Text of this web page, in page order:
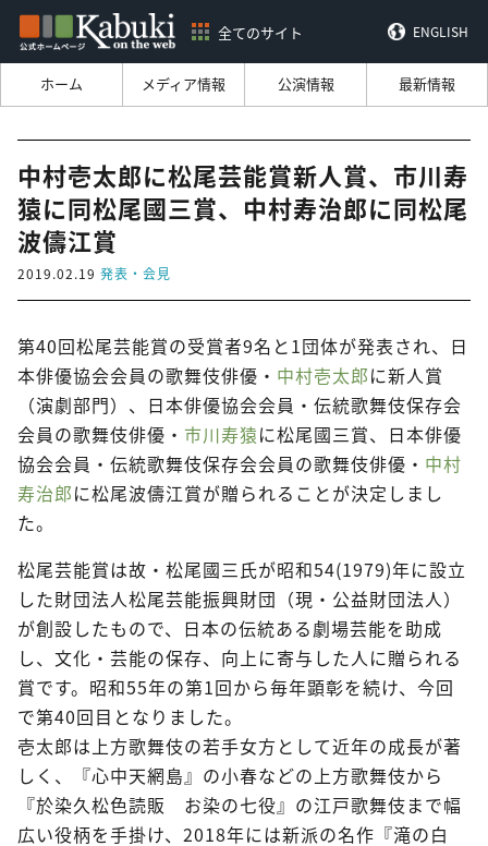
全てのサイト ENGLISH
ホーム メディア情報 公演情報 最新情報
中村壱太郎に松尾芸能賞新人賞、市川寿
猿に同松尾國三賞、中村寿治郎に同松尾
波儔江賞
2019.02.19 発表・会見
第40回松尾芸能賞の受賞者9名と1団体が発表され、日
本俳優協会会員の歌舞伎俳優・ 中村壱太郎に新人賞
（演劇部門）、日本俳優協会会員・伝統歌舞伎保存会
会員の歌舞伎俳優・ 市川寿猿に松尾國三賞、日本俳優
協会会員・伝統歌舞伎保存会会員の歌舞伎俳優・ 中村
寿治郎に松尾波儔江賞が贈られることが決定しまし
た。
松尾芸能賞は故・松尾國三氏が昭和54(1979)年に設立
した財団法人松尾芸能振興財団（現・公益財団法人）
が創設したもので、日本の伝統ある劇場芸能を助成
し、文化・芸能の保存、向上に寄与した人に贈られる
賞です。昭和55年の第1回から毎年顕彰を続け、今回
で第40回目となりました。
壱太郎は上方歌舞伎の若手女方として近年の成長が著
しく、『心中天網島』の小春などの上方歌舞伎から
『於染久松色読販 お染の七役』の江戸歌舞伎まで幅
広い役柄を手掛け、2018年には新派の名作『滝の白